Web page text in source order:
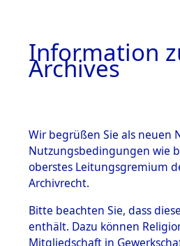
BESTÄNDE
Information
Archives
Wir begrüßen Sie als neuen
Nutzungsbedingungen wie
oberstes Leitungsgremium
Archivrecht.
Bitte beachten Sie, dass
enthält. Dazu können
Mitgliedschaft in